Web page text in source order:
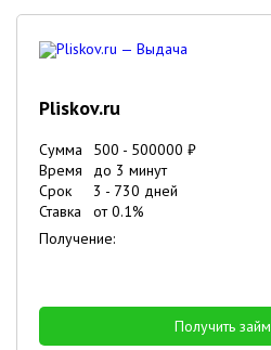
Pliskov.ru
Сумма 500 - 500000 ₽
Время
до 3 минут
Срок
3 - 730 дней
Ставка
от0.1%
Получение:
Получить займ